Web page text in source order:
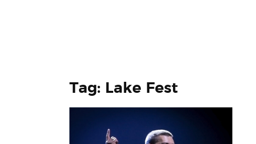
Tag: Lake Fest